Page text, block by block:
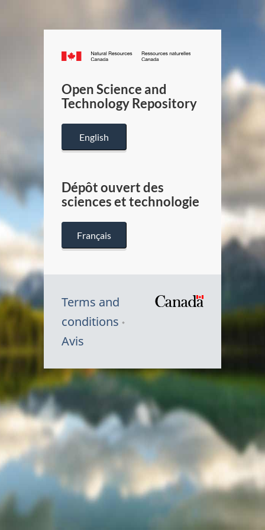
Canada.ca
/
Canada
Open Science and
Technology Repository
English
Dépôt ouvert des
sciences et technologie
Français
Terms and
conditions
Avis
Symbole
du